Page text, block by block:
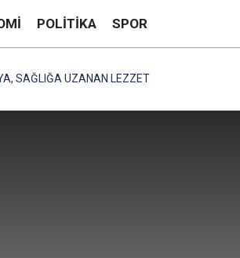
POLITIKA SPOR
SAĞLIĞA UZANAN LEZZET